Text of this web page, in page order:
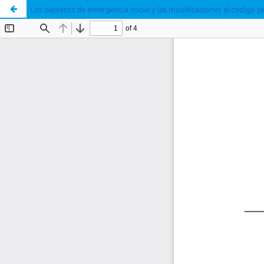
Los decretos de emergencia social y las modificaciones al código